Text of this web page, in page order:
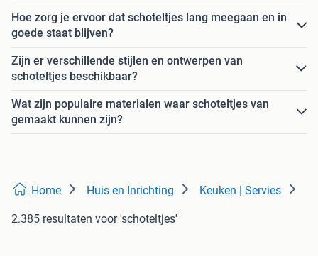
Hoe zorg je ervoor dat schoteltjes lang meegaan en in
goede staat blijven?
Zijn er verschillende stijlen en ontwerpen van
schoteltjes beschikbaar?
Wat zijn populaire materialen waar schoteltjes van
gemaakt kunnen zijn?
Home Huis en Inrichting Keuken | Servies
2.385 resultaten voor 'schoteltjes'